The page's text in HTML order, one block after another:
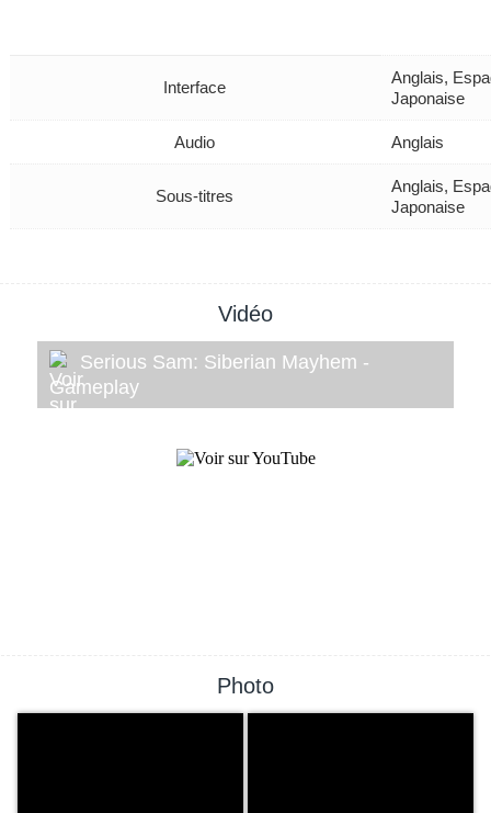
Interface
Anglais,
Japonaise
Audio Anglais
Sous-titres
Anglais,
Japonaise
Vidéo
Serious Sam: Siberian Mayhem -
Gameplay
Photo